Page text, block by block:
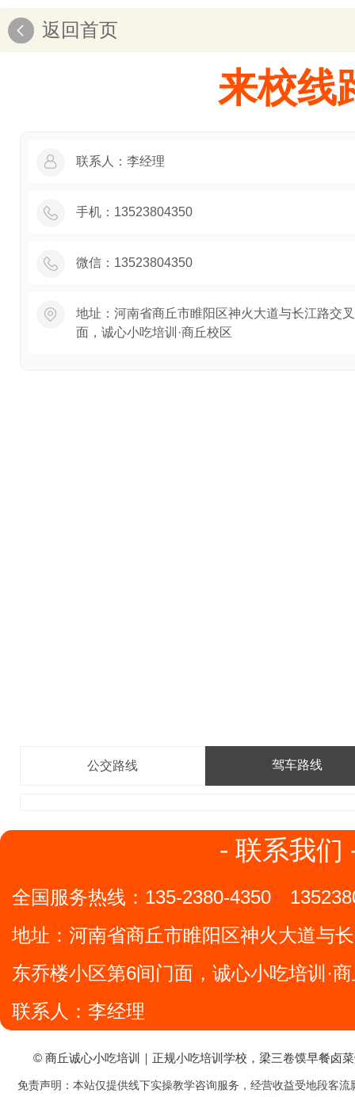
返回首页
来校线
联系人： 李经理
手机： 13523804350
微信： 13523804350
地址： 河南省商丘市睢阳区神火大道与长江路交
面，诚心小吃培训·商丘校区
公交路线 驾车路线
- 联系我们
全国服务热线： 135-2380-4350
地址： 河南省商丘市睢阳区神火大道与
东乔楼小区第6间门面，诚心小吃培训·
联系人：李经理
© 商丘诚心小吃培训｜正规小吃培训学校，梁三卷馍早餐卤
免责声明：本站仅提供线下实操教学咨询服务，经营收益受地段客